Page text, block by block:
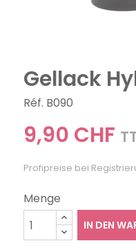
Gellack
Réf. B090
9,90 CHF
Profipreise bei
Menge
IN DEN